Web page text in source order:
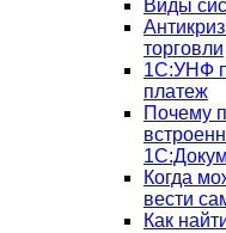
Виды
торговли
1С:УНФ
платеж
Почему
Когда
вести
Как